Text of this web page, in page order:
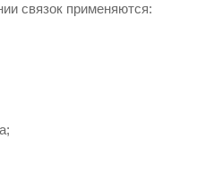
связок применяются: